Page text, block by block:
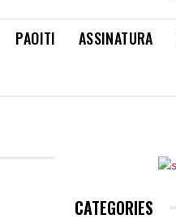
PAOITI ASSINATURA
CATEGORIES